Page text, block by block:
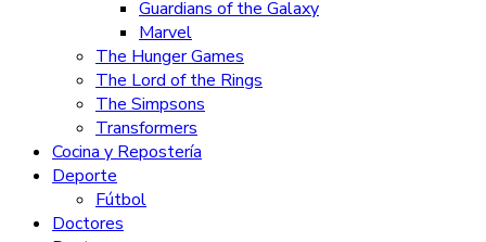
Guardians of the Galaxy
Marvel
The Hunger Games
The Lord of the Rings
The Simpsons
Transformers
Cocina y Repostería
Deporte
Fútbol
Doctores